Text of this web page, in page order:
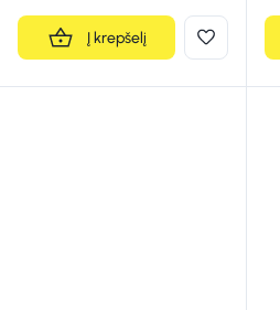
Į krepšelį